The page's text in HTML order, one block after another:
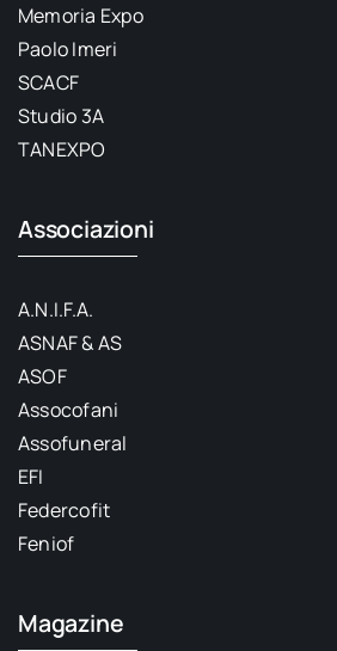
Memoria Expo
Paolo Imeri
SCACF
Studio 3A
TANEXPO
Associazioni
A.N.I.F.A.
ASNAF & AS
ASOF
Assocofani
Assofuneral
EFI
Federcofit
Feniof
Magazine